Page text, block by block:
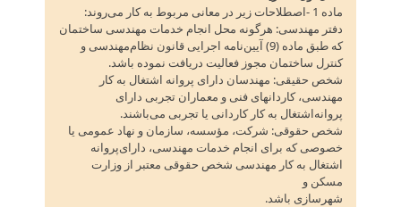
ماده 1 -اصطلاحات زیر در معانی مربوط به کار می‌روند:
دفتر مهندسی‌: هرگونه محل انجام خدمات مهندسی ساختمان
که طبق ماده‌ (9) آیین‌نامه اجرایی قانون نظام‌مهندسی و
کنترل ساختمان مجوز فعالیت دریافت نموده باشد.
شخص حقیقی‌: مهندسان دارای پروانه اشتغال به کار
مهندسی‌، کاردانهای فنی و معماران تجربی دارای
پروانه‌اشتغال به کار کاردانی یا تجربی می‌باشند.
شخص حقوقی‌: شرکت‌، مؤسسه‌، سازمان و نهاد عمومی یا
خصوصی که برای انجام خدمات مهندسی‌، دارای‌پروانه
اشتغال به کار مهندسی شخص حقوقی معتبر از وزارت
مسکن و
شهرسازی باشد.